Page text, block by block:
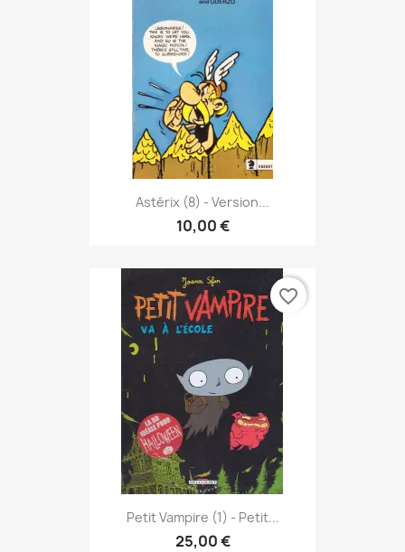
Astérix (8) - Version...
10,00 €
Petit Vampire (1) - Petit...
25,00 €
favorite_border